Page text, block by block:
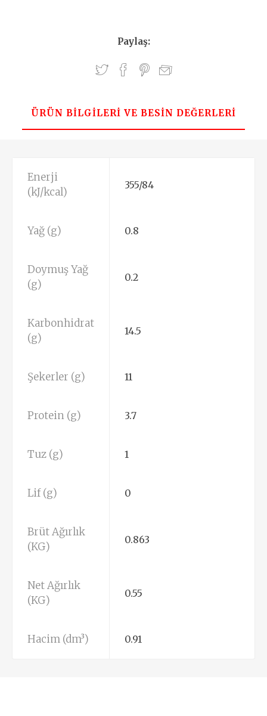
Paylaş:
ÜRÜN BILGILERI VE BESIN DEĞERLERI
Enerji
(kJ/kcal)
355/84
Yağ (g) 0.8
Doymuş Yağ
(g)
0.2
Karbonhidrat
(g)
14.5
Şekerler (g) 11
Protein (g) 3.7
Tuz (g) 1
Lif (g) 0
Brüt Ağırlık
(KG)
0.863
Net Ağırlık
(KG)
0.55
Hacim (dm³) 0.91